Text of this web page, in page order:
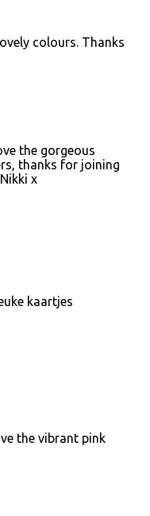
colours. Thanks
the gorgeous
thanks for joining
x
kaartjes
the vibrant pink